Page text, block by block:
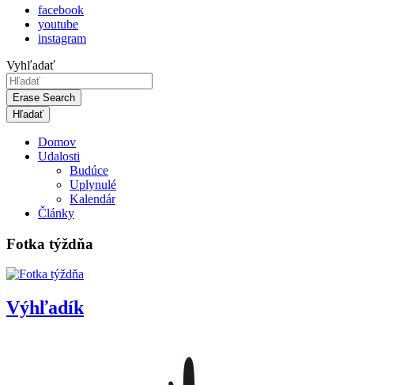
facebook
youtube
instagram
Vyhľadať
Erase Search
Domov
Udalosti
Budúce
Uplynulé
Kalendár
Články
Fotka týždňa
Výhľadík